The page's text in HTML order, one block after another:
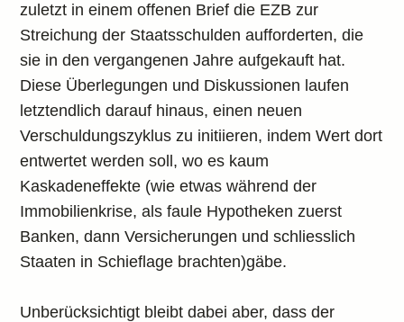
zuletzt in einem offenen Brief die EZB zur
Streichung der Staatsschulden aufforderten, die
sie in den vergangenen Jahre aufgekauft hat.
Diese Überlegungen und Diskussionen laufen
letztendlich darauf hinaus, einen neuen
Verschuldungszyklus zu initiieren, indem Wert dort
entwertet werden soll, wo es kaum
Kaskadeneffekte (wie etwas während der
Immobilienkrise, als faule Hypotheken zuerst
Banken, dann Versicherungen und schliesslich
Staaten in Schieflage brachten)gäbe.
Unberücksichtigt bleibt dabei aber, dass der